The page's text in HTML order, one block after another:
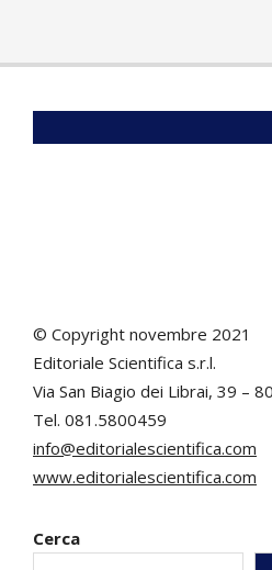
© Copyright novembre 2021
Editoriale Scientifica s.r.l.
Via San Biagio dei Librai, 39 –
Tel. 081.5800459
info@editorialescientifica.com
www.editorialescientifica.com
Cerca